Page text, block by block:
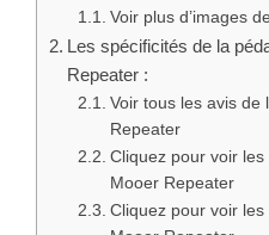
Voir plus d’images
Les spécificités de la
Repeater :
Voir tous les avis de
Repeater
Cliquez pour voir
Mooer Repeater
Cliquez pour voir